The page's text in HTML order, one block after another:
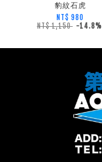
豹紋石虎
NT$ 980
NT$ 1,150 -14.8%